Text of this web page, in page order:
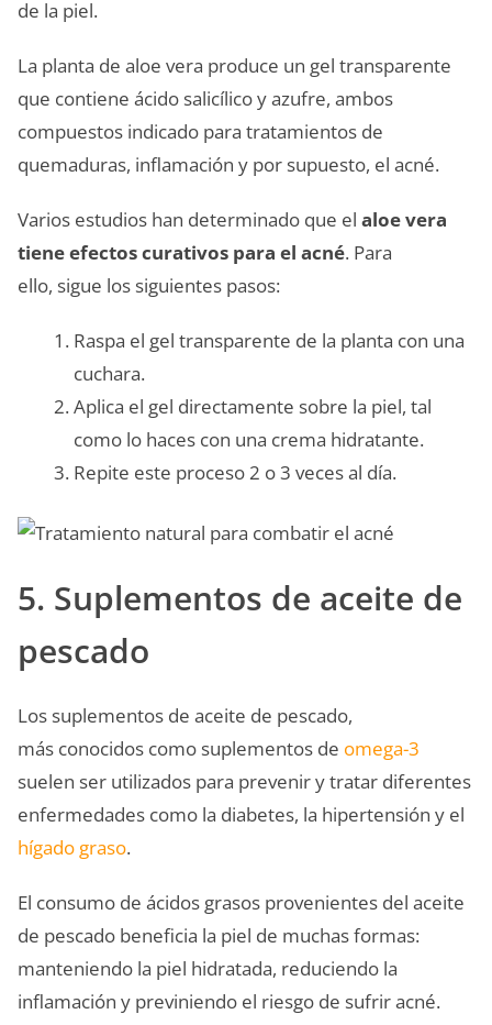
de la piel.
La planta de aloe vera produce un gel transparente
que contiene ácido salicílico y azufre, ambos
compuestos indicado para tratamientos de
quemaduras, inflamación y por supuesto, el acné.
Varios estudios han determinado que el aloe vera
tiene efectos curativos para el acné. Para
ello, sigue los siguientes pasos:
Raspa el gel transparente de la planta con una
cuchara.
Aplica el gel directamente sobre la piel, tal
como lo haces con una crema hidratante.
Repite este proceso 2 o 3 veces al día.
5. Suplementos de aceite de
pescado
Los suplementos de aceite de pescado,
más conocidos como suplementos de omega-3
suelen ser utilizados para prevenir y tratar diferentes
enfermedades como la diabetes, la hipertensión y el
hígado graso.
El consumo de ácidos grasos provenientes del aceite
de pescado beneficia la piel de muchas formas:
manteniendo la piel hidratada, reduciendo la
inflamación y previniendo el riesgo de sufrir acné.